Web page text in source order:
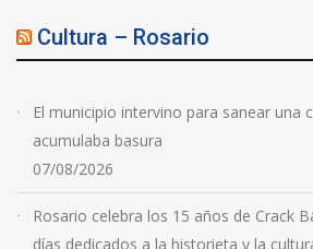
Cultura – Rosario
El municipio intervino para sanear una
acumulaba basura
07/08/2026
Rosario celebra los 15 años de Crack
días dedicados a la historieta y la